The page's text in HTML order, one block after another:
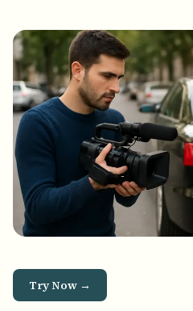
Try Now →